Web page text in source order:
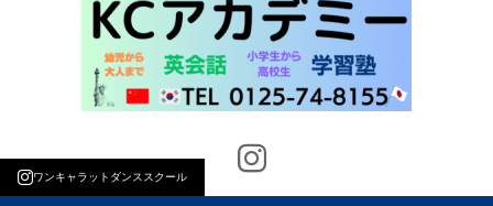
ワンキャラットダンススクール